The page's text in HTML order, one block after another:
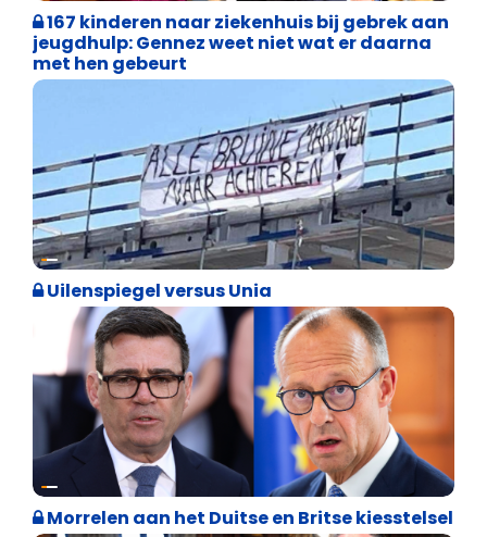
167 kinderen naar ziekenhuis bij gebrek aan
jeugdhulp: Gennez weet niet wat er daarna
met hen gebeurt
Cultuuroorlog
Uilenspiegel versus Unia
Internationale politiek
Morrelen aan het Duitse en Britse kiesstelsel